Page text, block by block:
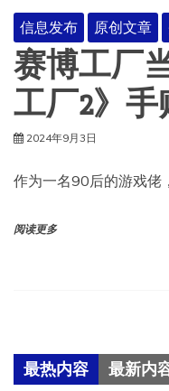
信息发布 原创文章
赛博工厂
工厂2》手
2024年9月3日
作为一名90后的游戏佬
阅读更多
最热内容 最新内